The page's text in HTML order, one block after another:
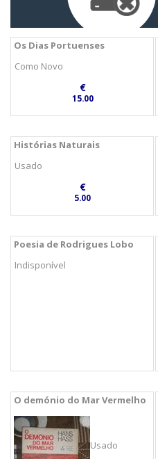
Os Dias Portuenses
Como Novo
€
15.00
Histórias Naturais
Usado
€
5.00
Poesia de Rodrigues Lobo
Indisponível
O demónio do Mar Vermelho
Usado